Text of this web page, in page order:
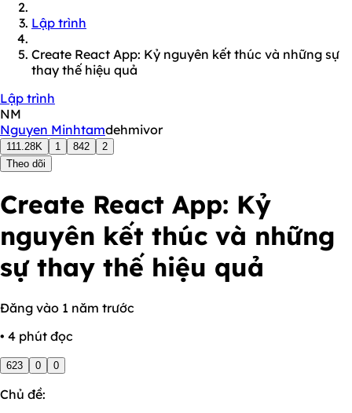
Lập trình
Create React App: Kỷ nguyên kết thúc và những sự
thay thế hiệu quả
Lập trình
NM
Nguyen Minhtamdehmivor
111.28K 1 842
2
Theo dõi
Create React App: Kỷ
nguyên kết thúc và những
sự thay thế hiệu quả
Đăng vào 1 năm trước
• 4 phút đọc
623 0 0
Chủ đề: